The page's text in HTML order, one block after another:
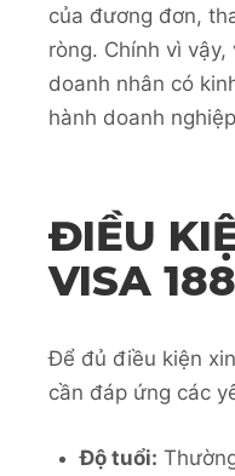
của đương đơn,
ròng. Chính vì
doanh nhân có
hành doanh
ĐIỀU
VISA
Để đủ điều kiện
cần đáp ứng các
Độ tuổi: